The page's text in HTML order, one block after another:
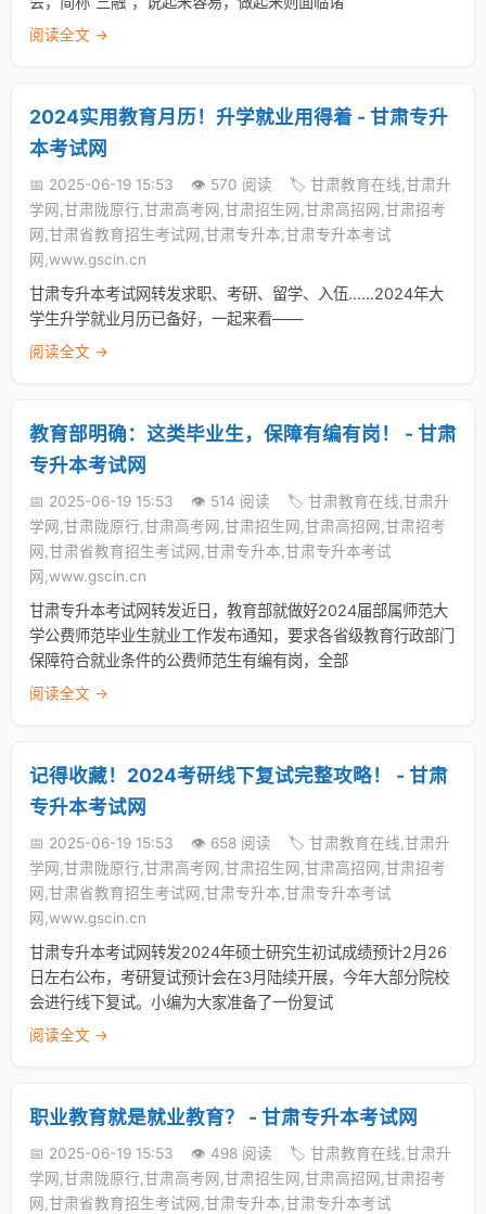
阅读全文 →
2024实用教育月历！升学就业用得着 - 甘肃专升
本考试网
📅 2025-06-19 15:53 👁️ 570 阅读
🏷️ 甘肃教育在线,甘肃升
学网,甘肃陇原行,甘肃高考网,甘肃招生网,甘肃高招网,甘肃招考
网,甘肃省教育招生考试网,甘肃专升本,甘肃专升本考试
网,www.gscin.cn
甘肃专升本考试网转发求职、考研、留学、入伍……2024年大
学生升学就业月历已备好，一起来看——
阅读全文 →
教育部明确：这类毕业生，保障有编有岗！ - 甘肃
专升本考试网
📅 2025-06-19 15:53 👁️ 514 阅读
🏷️ 甘肃教育在线,甘肃升
学网,甘肃陇原行,甘肃高考网,甘肃招生网,甘肃高招网,甘肃招考
网,甘肃省教育招生考试网,甘肃专升本,甘肃专升本考试
网,www.gscin.cn
甘肃专升本考试网转发近日，教育部就做好2024届部属师范大
学公费师范毕业生就业工作发布通知，要求各省级教育行政部门
保障符合就业条件的公费师范生有编有岗，全部
阅读全文 →
记得收藏！2024考研线下复试完整攻略！ - 甘肃
专升本考试网
📅 2025-06-19 15:53 👁️ 658 阅读
🏷️ 甘肃教育在线,甘肃升
学网,甘肃陇原行,甘肃高考网,甘肃招生网,甘肃高招网,甘肃招考
网,甘肃省教育招生考试网,甘肃专升本,甘肃专升本考试
网,www.gscin.cn
甘肃专升本考试网转发2024年硕士研究生初试成绩预计2月26
日左右公布，考研复试预计会在3月陆续开展，今年大部分院校
会进行线下复试。小编为大家准备了一份复试
阅读全文 →
职业教育就是就业教育？ - 甘肃专升本考试网
📅 2025-06-19 15:53 👁️ 498 阅读
🏷️ 甘肃教育在线,甘肃升
学网,甘肃陇原行,甘肃高考网,甘肃招生网,甘肃高招网,甘肃招考
网,甘肃省教育招生考试网,甘肃专升本,甘肃专升本考试